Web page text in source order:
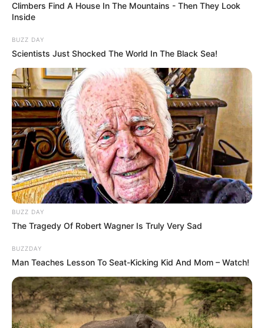
Climbers Find A House In The Mountains - Then They Look
Inside
BUZZ DAY
Scientists Just Shocked The World In The Black Sea!
BUZZ DAY
The Tragedy Of Robert Wagner Is Truly Very Sad
BUZZDAY
Man Teaches Lesson To Seat-Kicking Kid And Mom – Watch!